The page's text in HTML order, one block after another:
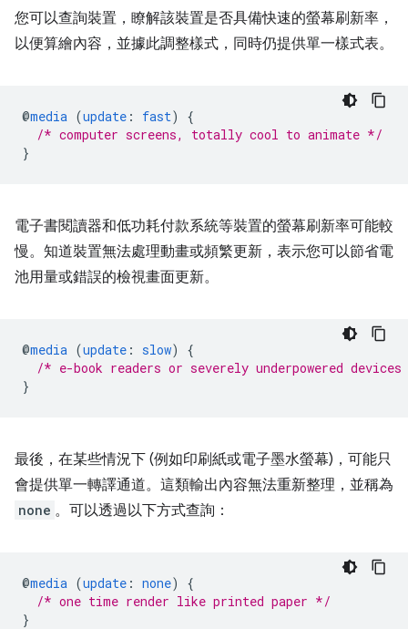
您可以查詢裝置，瞭解該裝置是否具備快速的螢幕刷新率，
以便算繪內容，並據此調整樣式，同時仍提供單一樣式表。
@media (update : fast)
{
/* computer screens, totally cool to animate */
}
電子書閱讀器和低功耗付款系統等裝置的螢幕刷新率可能較
慢。知道裝置無法處理動畫或頻繁更新，表示您可以節省電
池用量或錯誤的檢視畫面更新。
@media (update : slow)
{
/* e-book readers or severely underpowered
}
最後，在某些情況下 (例如印刷紙或電子墨水螢幕)，可能只
會提供單一轉譯通道。這類輸出內容無法重新整理，並稱為
none 。可以透過以下方式查詢：
@media (update : none)
{
/* one time render like printed paper */
}